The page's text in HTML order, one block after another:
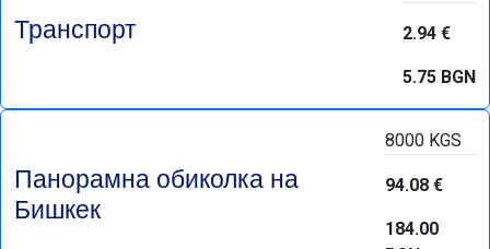
Транспорт 2.94 €
5.75 BGN
Панорамна обиколка на
Бишкек
8000 KGS
94.08 €
184.00